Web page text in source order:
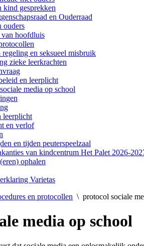
kind gesprekken
en Ouderraad
ouders
hoofdluis
en seksueel misbruik
zieke leerkrachten
en leerplicht
media op school
leerplicht
en verlof
en tijden peuterspeelzaal
van kindcentrum Het Palet 2026-
ophalen
Varietas
en protocollen \ protocol sociale
media op school